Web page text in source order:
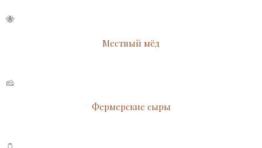
🐝
Местный мёд
🧀
Фермерские сыры